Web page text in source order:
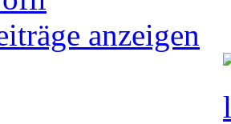
anzeigen